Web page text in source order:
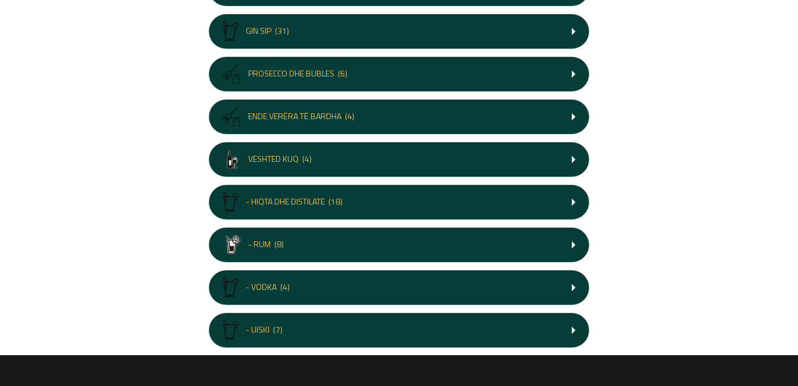
GIN SIP (31)
PROSECCO DHE BUBLES (6)
ENDE VERËRA TË BARDHA (4)
VESHTED KUQ (4)
- HIQTA DHE DISTILATE (18)
- RUM (8)
- VODKA (4)
- UISKI (7)